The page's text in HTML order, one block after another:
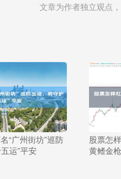
文章为作者独立观点
“广州街坊”巡防
运”平安
股票怎
黄鳍金